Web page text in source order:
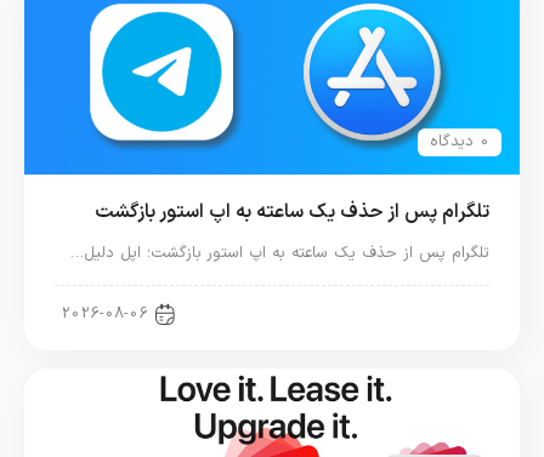
0 دیدگاه
تلگرام پس از حذف یک ساعته به اپ استور بازگشت
تلگرام پس از حذف یک ساعته به اپ استور بازگشت؛ اپل دلیل…
2026-08-06